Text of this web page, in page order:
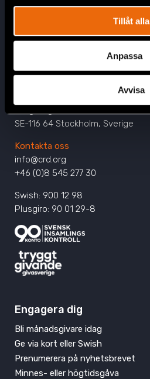
Tillåt alla
Anpassa
Avvisa
Huvudkontor
SE-116 64 Stockholm, Sverige
Kontakta oss
info@crd.org
+46 (0)8 545 277 30
Swish: 900 12 98
Plusgiro: 90 01 29-8
Engagera dig
Bli månadsgivare idag
Ge via kort eller Swish
Prenumerera på nyhetsbrevet
Minnes- eller högtidsgåva